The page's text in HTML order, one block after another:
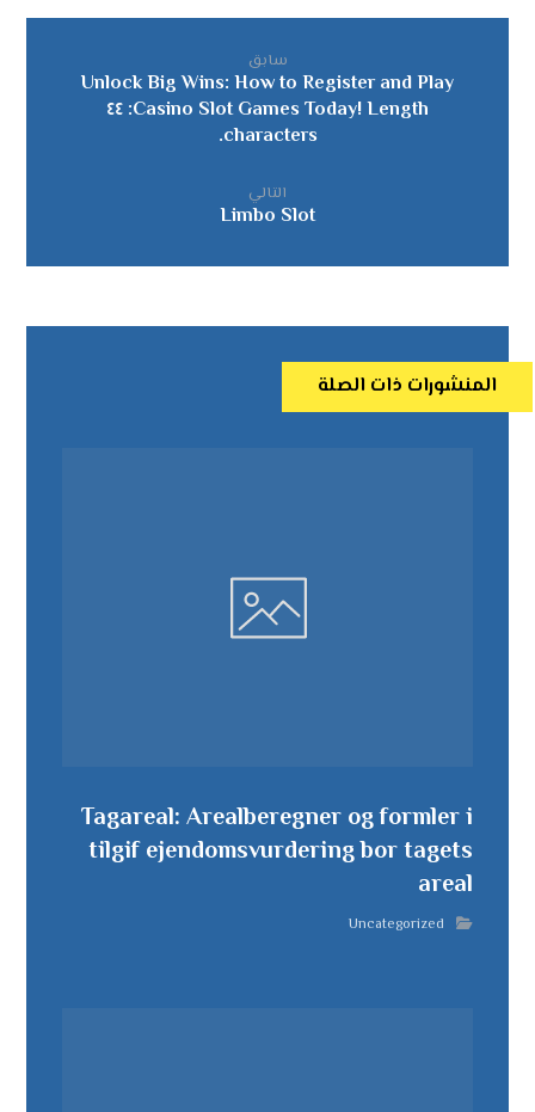
سابق
Unlock Big Wins: How to Register and Play
Casino Slot Games Today! Length: ٤٤
characters.
التالي
Limbo Slot
المنشورات ذات الصلة
Tagareal: Arealberegner og formler i
tilgif ejendomsvurdering bor tagets
areal
Uncategorized